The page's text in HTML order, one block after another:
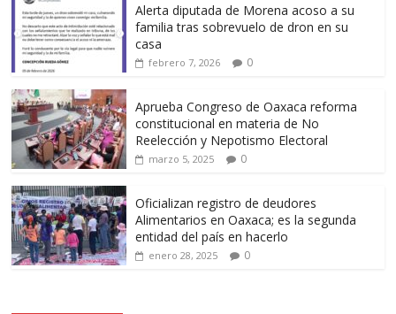
Alerta diputada de Morena acoso a su
familia tras sobrevuelo de dron en su
casa
febrero 7, 2026 0
Aprueba Congreso de Oaxaca reforma
constitucional en materia de No
Reelección y Nepotismo Electoral
marzo 5, 2025 0
Oficializan registro de deudores
Alimentarios en Oaxaca; es la segunda
entidad del país en hacerlo
enero 28, 2025 0